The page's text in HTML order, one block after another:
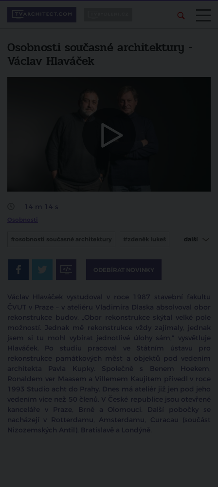
Osobnosti současné architektury -
Václav Hlaváček
Osobnosti současné architektury -
Petr Pelčák
14 m 14 s
Osobnosti
#osobnosti současné architektury #zdeněk lukeš další
ODEBÍRAT NOVINKY
Václav Hlaváček vystudoval v roce 1987 stavební fakultu
ČVUT v Praze – v ateliéru Vladimíra Dlaska absolvoval obor
rekonstrukce budov. „Obor rekonstrukce skýtal velké pole
možností. Jednak mě rekonstrukce vždy zajímaly, jednak
jsem si tu mohl vybírat jednotlivé úlohy sám,“ vysvětluje
Hlaváček. Po studiu pracoval ve Státním ústavu pro
rekonstrukce památkových měst a objektů pod vedením
architekta Pavla Kupky. Společně s Benem Hoekem,
Ronaldem ver Maasem a Villemem Kaujitem přivedl v roce
1993 Studio acht do Prahy. Dnes má ateliér již jen pod jeho
vedením více než 50 členů. V České republice jsou otevřené
kanceláře v Praze, Brně a Olomouci. Další pobočky se
nacházejí v Rotterdamu, Amsterdamu, Curacau (součást
Nizozemských Antil), Bratislavě a Londýně.